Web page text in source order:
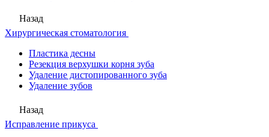
Назад
Хирургическая стоматология
Пластика десны
Резекция верхушки корня зуба
Удаление дистопированного зуба
Удаление зубов
Назад
Исправление прикуса